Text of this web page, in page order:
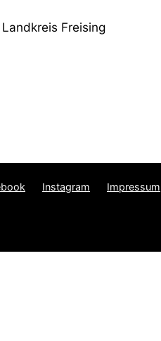
Freising
Instagram Impressum